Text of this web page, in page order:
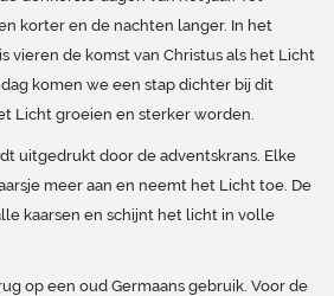
korter en de nachten langer. In het
vieren de komst van Christus als het Licht
komen we een stap dichter bij dit
Licht groeien en sterker worden.
uitgedrukt door de adventskrans. Elke
meer aan en neemt het Licht toe. De
kaarsen en schijnt het licht in volle
op een oud Germaans gebruik. Voor de